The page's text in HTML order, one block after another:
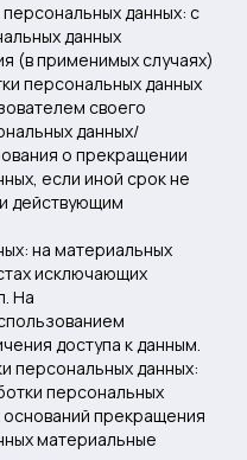
данных: с
данных
(в применимых случаях)
персональных данных
своего
данных/
о прекращении
если иной срок не
действующим
на материальных
исключающих
На
доступа к данным.
персональных данных:
персональных
оснований прекращения
материальные